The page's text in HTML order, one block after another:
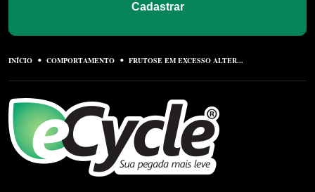
Cadastrar
INÍCIO COMPORTAMENTO FRUTOSE EM EXCESSO ALTER...